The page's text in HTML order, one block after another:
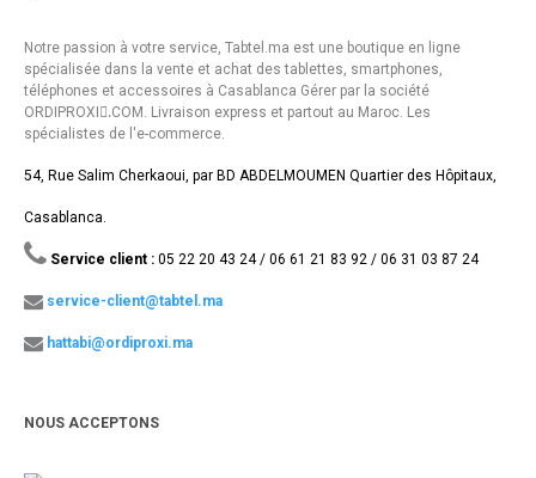
Notre passion à votre service, Tabtel.ma est une boutique en ligne
spécialisée dans la vente et achat des tablettes, smartphones,
téléphones et accessoires à Casablanca Gérer par la société
ORDIPROXI.ِCOM. Livraison express et partout au Maroc. Les
spécialistes de l'e-commerce.
54, Rue Salim Cherkaoui, par BD ABDELMOUMEN Quartier des Hôpitaux,
Casablanca.
Service client : 05 22 20 43 24 / 06 61 21 83 92 / 06 31 03 87 24
service-client@tabtel.ma
hattabi@ordiproxi.ma
NOUS ACCEPTONS